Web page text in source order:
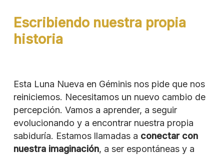
Escribiendo nuestra propia
historia
Esta Luna Nueva en Géminis nos pide que nos
reiniciemos. Necesitamos un nuevo cambio de
percepción. Vamos a aprender, a seguir
evolucionando y a encontrar nuestra propia
sabiduría. Estamos llamadas a conectar con
nuestra imaginación, a ser espontáneas y a